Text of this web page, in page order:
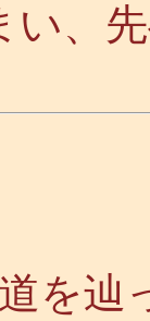
い、
を辿